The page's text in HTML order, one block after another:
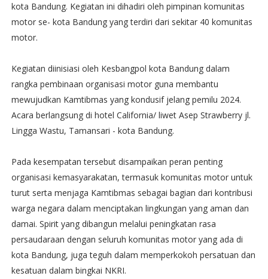
kota Bandung. Kegiatan ini dihadiri oleh pimpinan komunitas
motor se- kota Bandung yang terdiri dari sekitar 40 komunitas
motor.
Kegiatan diinisiasi oleh Kesbangpol kota Bandung dalam
rangka pembinaan organisasi motor guna membantu
mewujudkan Kamtibmas yang kondusif jelang pemilu 2024.
Acara berlangsung di hotel California/ liwet Asep Strawberry jl.
Lingga Wastu, Tamansari - kota Bandung.
Pada kesempatan tersebut disampaikan peran penting
organisasi kemasyarakatan, termasuk komunitas motor untuk
turut serta menjaga Kamtibmas sebagai bagian dari kontribusi
warga negara dalam menciptakan lingkungan yang aman dan
damai. Spirit yang dibangun melalui peningkatan rasa
persaudaraan dengan seluruh komunitas motor yang ada di
kota Bandung, juga teguh dalam memperkokoh persatuan dan
kesatuan dalam bingkai NKRI.